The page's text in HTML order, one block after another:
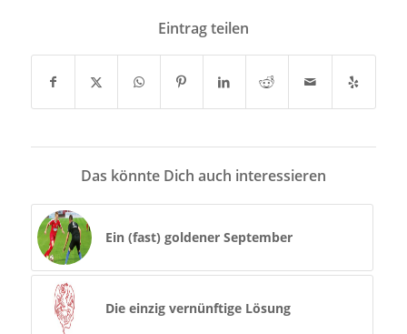
Eintrag teilen
Das könnte Dich auch interessieren
Ein (fast) goldener September
Die einzig vernünftige Lösung